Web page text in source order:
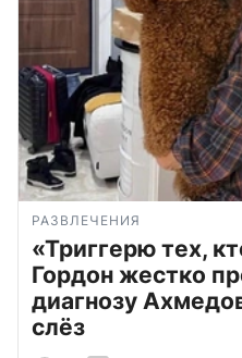
РАЗВЛЕЧЕНИЯ
«Триггерю тех,
Гордон жестко
диагнозу
слёз